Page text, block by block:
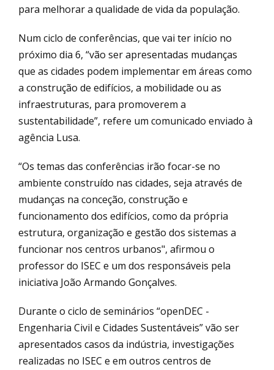
para melhorar a qualidade de vida da população.
Num ciclo de conferências, que vai ter início no
próximo dia 6, “vão ser apresentadas mudanças
que as cidades podem implementar em áreas como
a construção de edifícios, a mobilidade ou as
infraestruturas, para promoverem a
sustentabilidade”, refere um comunicado enviado à
agência Lusa.
“Os temas das conferências irão focar-se no
ambiente construído nas cidades, seja através de
mudanças na conceção, construção e
funcionamento dos edifícios, como da própria
estrutura, organização e gestão dos sistemas a
funcionar nos centros urbanos", afirmou o
professor do ISEC e um dos responsáveis pela
iniciativa João Armando Gonçalves.
Durante o ciclo de seminários “openDEC -
Engenharia Civil e Cidades Sustentáveis” vão ser
apresentados casos da indústria, investigações
realizadas no ISEC e em outros centros de